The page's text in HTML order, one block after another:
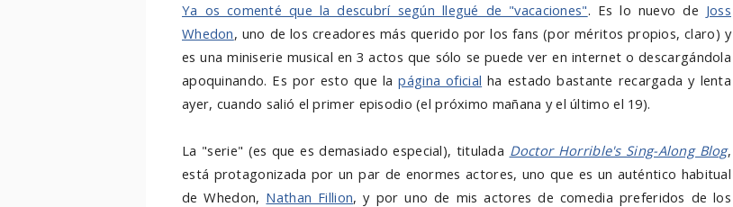
Ya os comenté que la descubrí según llegué de "vacaciones". Es lo nuevo de Joss
Whedon, uno de los creadores más querido por los fans (por méritos propios, claro) y
es una miniserie musical en 3 actos que sólo se puede ver en internet o descargándola
apoquinando. Es por esto que lapágina oficial ha estado bastante recargada y lenta
ayer, cuando salió el primer episodio (el próximo mañana y el último el 19).
La "serie" (es que es demasiado especial), titulada Doctor Horrible's Sing-Along Blog,
está protagonizada por un par de enormes actores, uno que es un auténtico habitual
de Whedon, Nathan Fillion, y por uno de mis actores de comedia preferidos de los